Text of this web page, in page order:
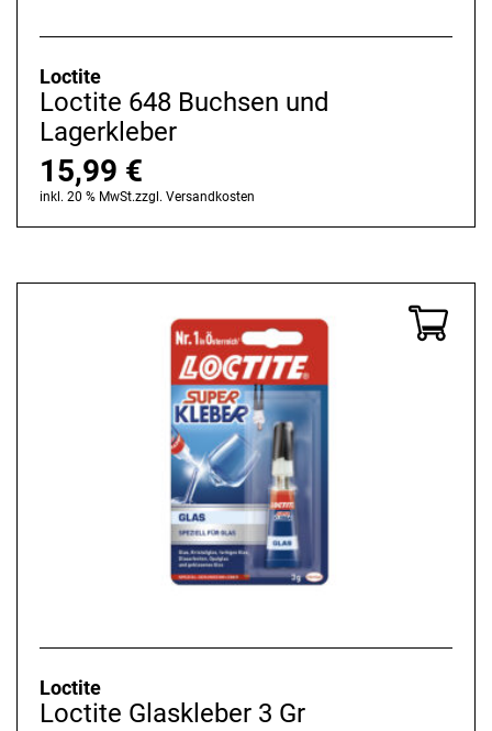
Loctite
Loctite 648 Buchsen und
Lagerkleber
15,99 €
inkl. 20 % MwSt.zzgl. Versandkosten
Loctite
Loctite Glaskleber 3 Gr